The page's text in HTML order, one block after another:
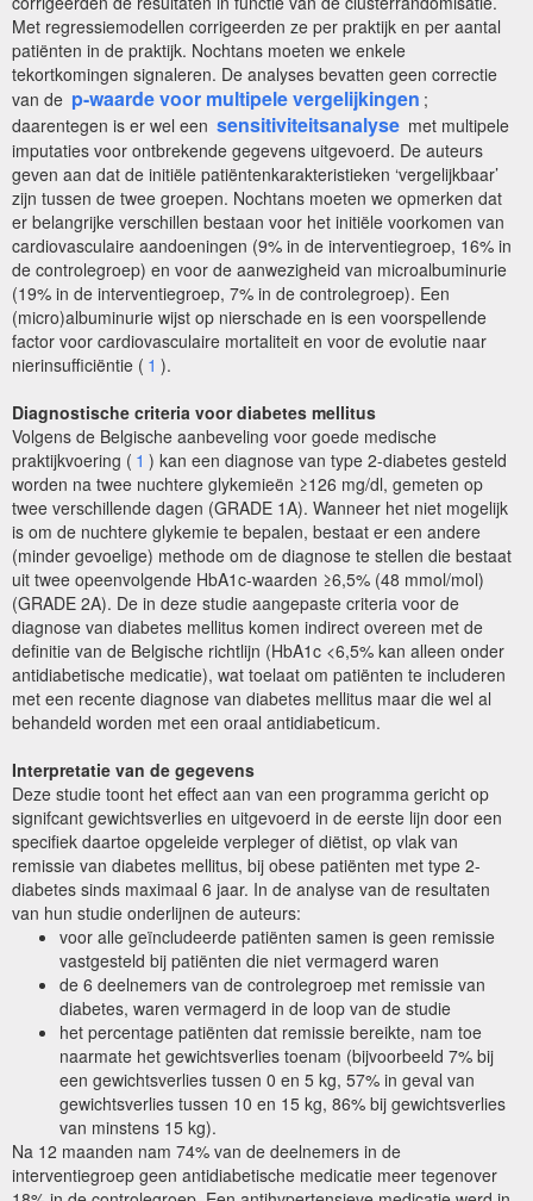
Met regressiemodellen corrigeerden ze per praktijk en per aantal
patiënten in de praktijk. Nochtans moeten we enkele
tekortkomingen signaleren. De analyses bevatten geen correctie
van de p-waarde voor multipele vergelijkingen ;
daarentegen is er wel een sensitiviteitsanalyse met multipele
imputaties voor ontbrekende gegevens uitgevoerd. De auteurs
geven aan dat de initiële patiëntenkarakteristieken ‘vergelijkbaar’
zijn tussen de twee groepen. Nochtans moeten we opmerken dat
er belangrijke verschillen bestaan voor het initiële voorkomen van
cardiovasculaire aandoeningen (9% in de interventiegroep, 16% in
de controlegroep) en voor de aanwezigheid van microalbuminurie
(19% in de interventiegroep, 7% in de controlegroep). Een
(micro)albuminurie wijst op nierschade en is een voorspellende
factor voor cardiovasculaire mortaliteit en voor de evolutie naar
nierinsufficiëntie ( 1 ).
Diagnostische criteria voor diabetes mellitus
Volgens de Belgische aanbeveling voor goede medische
praktijkvoering ( 1 ) kan een diagnose van type 2-diabetes gesteld
worden na twee nuchtere glykemieën ≥126 mg/dl, gemeten op
twee verschillende dagen (GRADE 1A). Wanneer het niet mogelijk
is om de nuchtere glykemie te bepalen, bestaat er een andere
(minder gevoelige) methode om de diagnose te stellen die bestaat
uit twee opeenvolgende HbA1c-waarden ≥6,5% (48 mmol/mol)
(GRADE 2A). De in deze studie aangepaste criteria voor de
diagnose van diabetes mellitus komen indirect overeen met de
definitie van de Belgische richtlijn (HbA1c <6,5% kan alleen onder
antidiabetische medicatie), wat toelaat om patiënten te includeren
met een recente diagnose van diabetes mellitus maar die wel al
behandeld worden met een oraal antidiabeticum.
Interpretatie van de gegevens
Deze studie toont het effect aan van een programma gericht op
signifcant gewichtsverlies en uitgevoerd in de eerste lijn door een
specifiek daartoe opgeleide verpleger of diëtist, op vlak van
remissie van diabetes mellitus, bij obese patiënten met type 2-
diabetes sinds maximaal 6 jaar. In de analyse van de resultaten
van hun studie onderlijnen de auteurs:
voor alle geïncludeerde patiënten samen is geen remissie
vastgesteld bij patiënten die niet vermagerd waren
de 6 deelnemers van de controlegroep met remissie van
diabetes, waren vermagerd in de loop van de studie
het percentage patiënten dat remissie bereikte, nam toe
naarmate het gewichtsverlies toenam (bijvoorbeeld 7% bij
een gewichtsverlies tussen 0 en 5 kg, 57% in geval van
gewichtsverlies tussen 10 en 15 kg, 86% bij gewichtsverlies
van minstens 15 kg).
Na 12 maanden nam 74% van de deelnemers in de
interventiegroep geen antidiabetische medicatie meer tegenover